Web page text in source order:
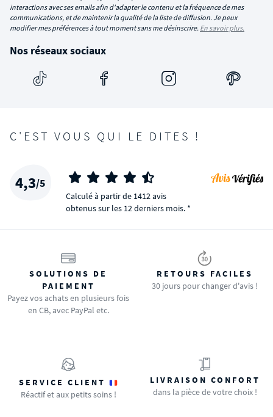
interactions avec ses emails afin d'adapter le contenu et la fréquence de mes
communications, et de maintenir la qualité de la liste de diffusion. Je peux
modifier mes préférences à tout moment sans me désinscrire. En savoir plus.
Nos réseaux sociaux
C'EST VOUS QUI LE DITES !
4,3/5
Calculé à partir de 1412 avis
obtenus sur les 12 derniers mois. *
SOLUTIONS DE
PAIEMENT
Payez vos achats en plusieurs fois
en CB, avec PayPal etc.
RETOURS FACILES
30 jours pour changer d'avis !
SERVICE CLIENT
Réactif et aux petits soins !
LIVRAISON CONFORT
dans la pièce de votre choix !